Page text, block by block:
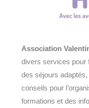
Association
divers services pour
des séjours
conseils pour
formations et des